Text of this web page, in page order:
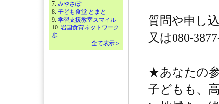
7. みやさぽ
8. 子ども食堂 とまと
9. 学習支援教室スマイル
10. 岩国食育ネットワーク
歩
全て表示＞
質問や申し
又は080-
★あなたの
子どもも、